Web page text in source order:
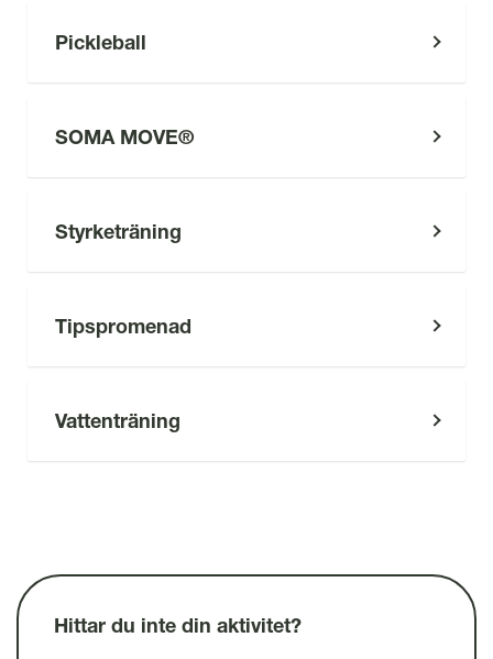
Pickleball
SOMA MOVE®
Styrketräning
Tipspromenad
Vattenträning
Hittar du inte din aktivitet?